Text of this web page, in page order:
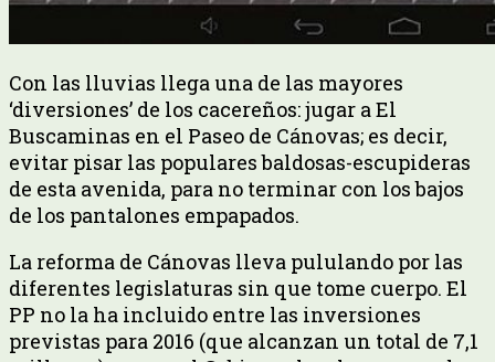
Con las lluvias llega una de las mayores
‘diversiones’ de los cacereños: jugar a El
Buscaminas en el Paseo de Cánovas; es decir,
evitar pisar las populares baldosas-escupideras
de esta avenida, para no terminar con los bajos
de los pantalones empapados.
La reforma de Cánovas lleva pululando por las
diferentes legislaturas sin que tome cuerpo. El
PP no la ha incluido entre las inversiones
previstas para 2016 (que alcanzan un total de 7,1